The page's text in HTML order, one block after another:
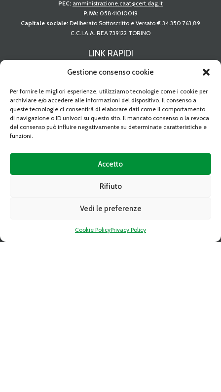
Gestione consenso cookie
Per fornire le migliori esperienze, utilizziamo tecnologie come i cookie per
archiviare e/o accedere alle informazioni del dispositivo. Il consenso a
queste tecnologie ci consentirà di elaborare dati come il comportamento
di navigazione o ID univoci su questo sito. Il mancato consenso o la revoca
del consenso può influire negativamente su determinate caratteristiche e
funzioni.
Accetto
Rifiuto
Vedi le preferenze
Cookie PolicyPrivacy Policy
PEC: amministrazione.caat@cert.dag.it
P.IVA: 05841010019
Capitale sociale: Deliberato Sottoscritto e Versato € 34.350.763,89
C.C.I.A.A. REA 739122 TORINO
LINK RAPIDI
Gare d’appalto
Altre procedure
Avvisi di spazi disponibili
Comunicati
Regolamenti
Albo fornitori del CAAT
Recapito fatture elettroniche
Società trasparente